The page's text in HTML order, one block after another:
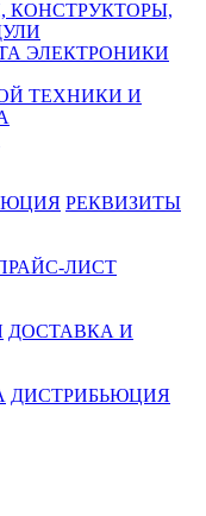
КОНСТРУКТОРЫ,
ЭЛЕКТРОНИКИ
ТЕХНИКИ И
РЕКВИЗИТЫ
ЛИСТ
ДОСТАВКА И
ДИСТРИБЬЮЦИЯ